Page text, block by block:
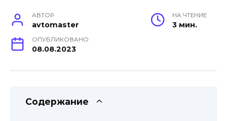
АВТОР
avtomaster
НА ЧТЕНИЕ
3 мин.
ОПУБЛИКОВАНО
08.08.2023
Содержание